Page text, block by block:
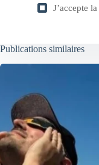
J’accepte la
Publications similaires